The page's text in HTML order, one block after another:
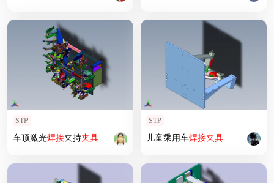
STP
车顶激光焊接夹持夹具
STP
儿童乘用车焊接夹具